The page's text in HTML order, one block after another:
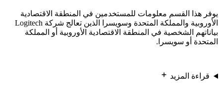
يوفر هذا القسم معلومات للمستخدمين في المنطقة الاقتصادية
الأوروبية والمملكة المتحدة وسويسرا الذين تعالج شركة Logitech
بياناتهم الشخصية في المنطقة الاقتصادية الأوروبية أو المملكة
المتحدة أو سويسرا.
قراءة المزيد